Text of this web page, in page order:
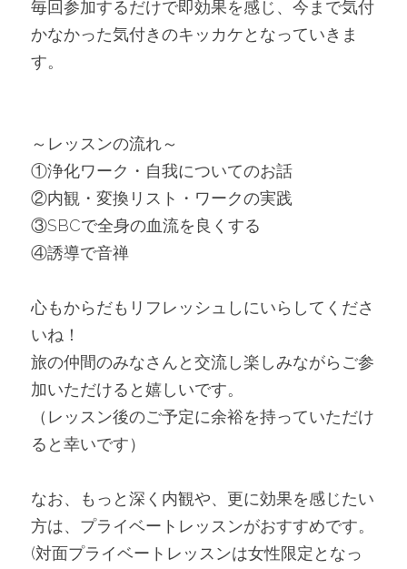
毎回参加するだけで即効果を感じ、今まで気付
かなかった気付きのキッカケとなっていきま
す。
～レッスンの流れ～
①浄化ワーク・自我についてのお話
②内観・変換リスト・ワークの実践
③SBCで全身の血流を良くする
④誘導で音禅
心もからだもリフレッシュしにいらしてくださ
いね！
旅の仲間のみなさんと交流し楽しみながらご参
加いただけると嬉しいです。
（レッスン後のご予定に余裕を持っていただけ
ると幸いです）
なお、もっと深く内観や、更に効果を感じたい
方は、プライベートレッスンがおすすめです。
(対面プライベートレッスンは女性限定となっ